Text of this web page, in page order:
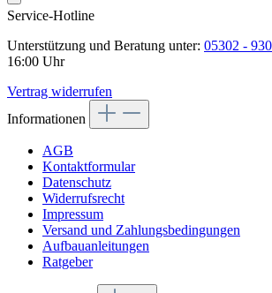
Service-Hotline
Unterstützung und Beratung unter: 05302 -
16:00 Uhr
Vertrag widerrufen
Informationen
AGB
Kontaktformular
Datenschutz
Widerrufsrecht
Impressum
Versand und Zahlungsbedingungen
Aufbauanleitungen
Ratgeber